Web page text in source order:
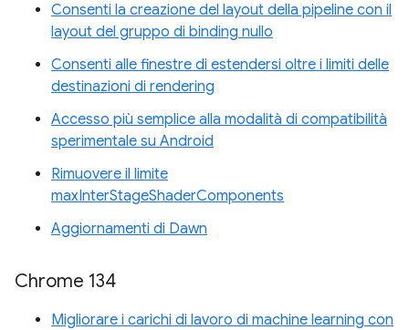
Consenti la creazione del layout della pipeline con il
layout del gruppo di binding nullo
Consenti alle finestre di estendersi oltre i limiti delle
destinazioni di rendering
Accesso più semplice alla modalità di compatibilità
sperimentale su Android
Rimuovere il limite
maxInterStageShaderComponents
Aggiornamenti di Dawn
Chrome 134
Migliorare i carichi di lavoro di machine learning con